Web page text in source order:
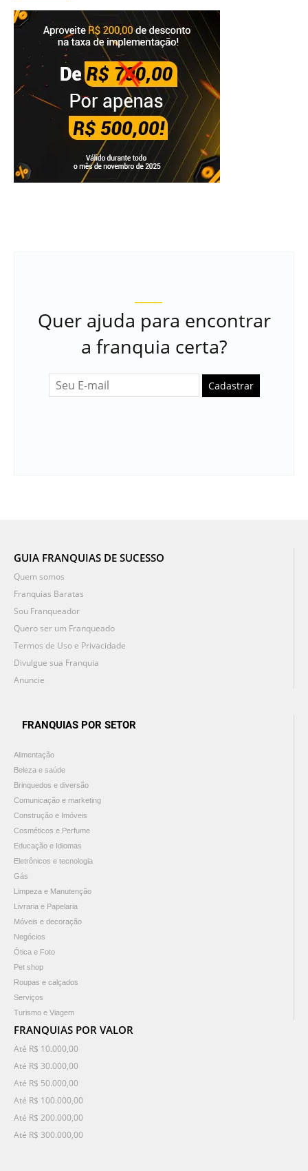
Quer ajuda para encontrar
a franquia certa?
Cadastrar
GUIA FRANQUIAS DE SUCESSO
Quem somos
Franquias Baratas
Sou Franqueador
Quero ser um Franqueado
Termos de Uso e Privacidade
Divulgue sua Franquia
Anuncie
FRANQUIAS POR SETOR
Alimentação
Beleza e saúde
Brinquedos e diversão
Comunicação e marketing
Construção e Imóveis
Cosméticos e Perfume
Educação e Idiomas
Eletrônicos e tecnologia
Gás
Limpeza e Manutenção
Livraria e Papelaria
Móveis e decoração
Negócios
Ótica e Foto
Pet shop
Roupas e calçados
Serviços
Turismo e Viagem
FRANQUIAS POR VALOR
Até R$ 10.000,00
Até R$ 30.000,00
Até R$ 50.000,00
Até R$ 100.000,00
Até R$ 200.000,00
Até R$ 300.000,00